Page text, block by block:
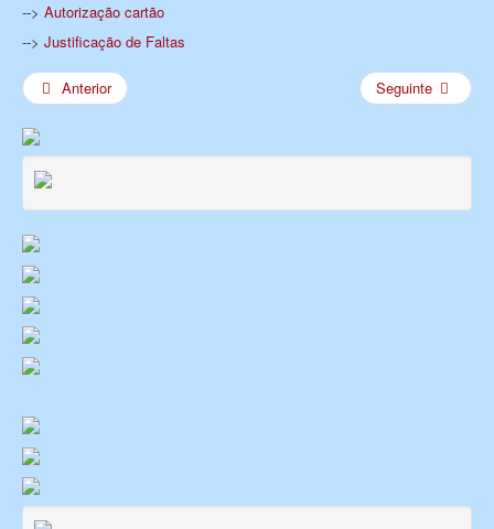
--> Autorização cartão
--> Justificação de Faltas
Anterior Seguinte